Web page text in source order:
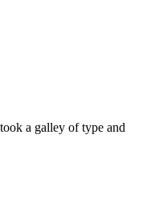
a galley of type and